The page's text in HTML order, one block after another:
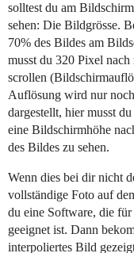
solltest du am
sehen: Die Bildgrösse.
70% des Bildes am
musst du 320 Pixel
scrollen
Auflösung wird nur
dargestellt, hier musst
eine Bildschirmhöhe
des Bildes zu sehen.
Wenn dies bei dir nicht
vollständige Foto auf
du eine Software, die
geeignet ist. Dann
interpoliertes Bild